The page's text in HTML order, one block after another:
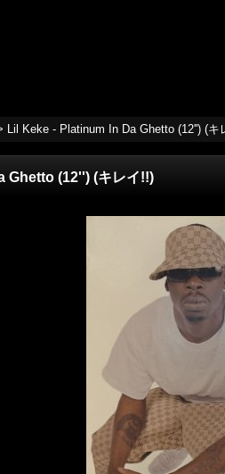
Lil Keke - Platinum In Da Ghetto (12'') (キ
Ghetto (12'') (キレイ!!)